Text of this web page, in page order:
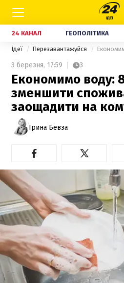
24 КАНАЛ ГЕОПОЛІТИКА
Ідеї Перезавантажуйся
3 березня, 17:59 3
Економимо воду:
зменшити
заощадити на
Ірина Бевза